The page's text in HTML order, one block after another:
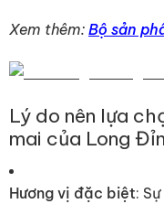
Xem thêm: Bộ sản
Lý do nên lựa
mai của Long
Hương vị đặc biệt: